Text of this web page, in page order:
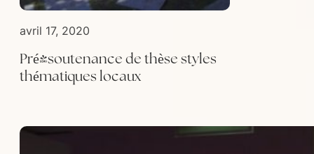
avril 17, 2020
Pré-soutenance de thèse styles
thématiques locaux